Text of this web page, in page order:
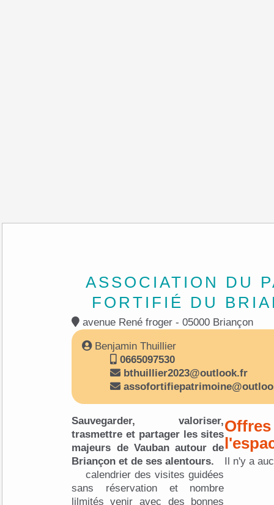
ASSOCIATION DU
FORTIFIÉ DU
avenue René froger - 05000 Briançon
Benjamin Thuillier
0665097530
bthuillier2023@outlook.fr
Sauvegarder, valoriser,
trasmettre et partager les sites
majeurs de Vauban autour de
Briançon et de ses alentours.
calendrier des visites guidées
sans réservation et nombre
lilmités venir avec des bonnes
Il n'y a